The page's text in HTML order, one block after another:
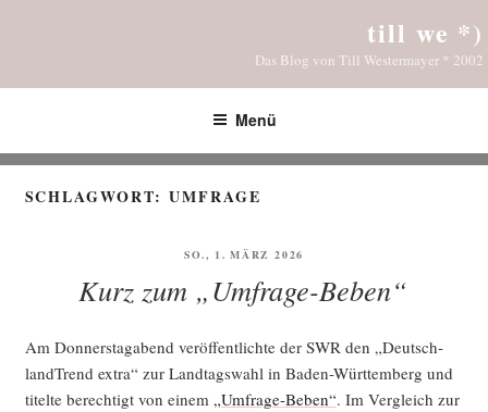
till we *)
Das Blog von Till Westermayer * 2002
Menü
SCHLAGWORT:UMFRAGE
VERÖFFENTLICHT
SO., 1. MÄRZ 2026
Kurz zum „Umfrage-Beben“
Am Don­ners­tag­abend ver­öf­fent­lich­te der SWR den „Deutsch­
land­Trend extra“ zur Land­tags­wahl in Baden-Würt­tem­berg und
titel­te berech­tigt von einem „Umfra­ge-Beben“. Im Ver­gleich zur